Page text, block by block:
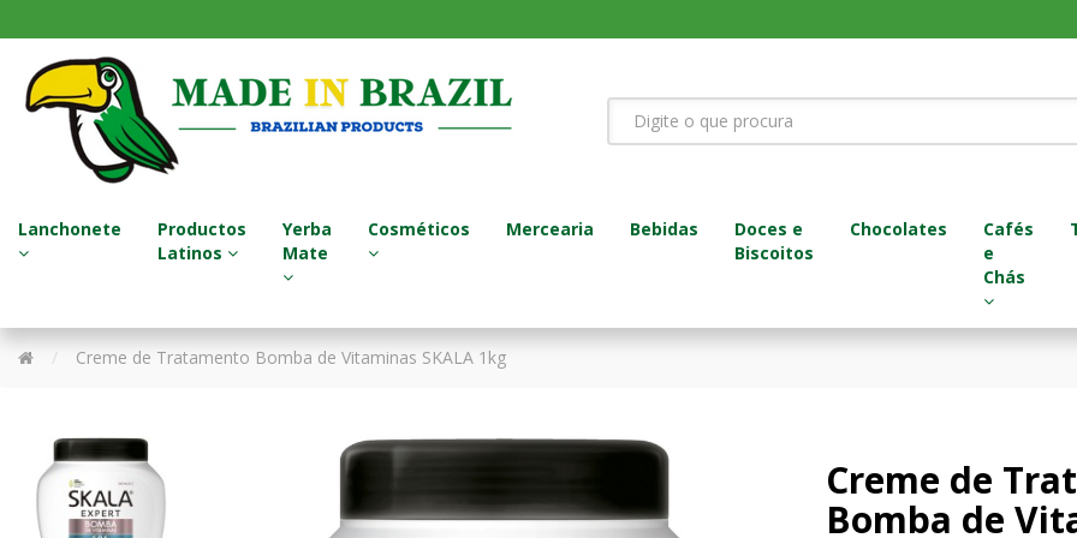
Lanchonete
Productos
Latinos
Yerba
Mate
Cosméticos Mercearia Bebidas
Doces e
Biscoitos
Chocolates
Cafés
e
Chás
Creme de Tratamento Bomba de Vitaminas SKALA 1kg
Creme de
Bomba de